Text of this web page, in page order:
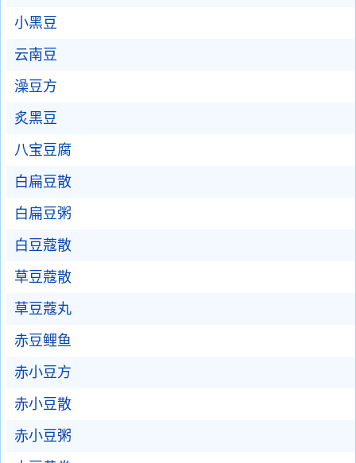
小黑豆
云南豆
澡豆方
炙黑豆
八宝豆腐
白扁豆散
白扁豆粥
白豆蔻散
草豆蔻散
草豆蔻丸
赤豆鲤鱼
赤小豆方
赤小豆散
赤小豆粥